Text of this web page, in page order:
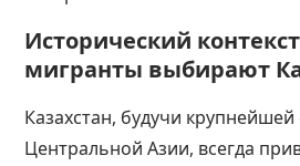
Исторический
мигранты выбирают
Казахстан, будучи крупнейшей
Центральной Азии, всегда